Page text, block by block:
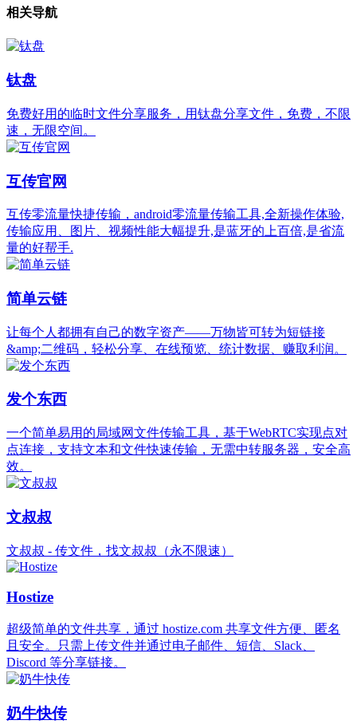
相关导航
钛盘
免费好用的临时文件分享服务，用钛盘分享文件，免费，不限
速，无限空间。
互传官网
互传零流量快捷传输，android零流量传输工具,全新操作体验,
传输应用、图片、视频性能大幅提升,是蓝牙的上百倍,是省流
量的好帮手.
简单云链
让每个人都拥有自己的数字资产——万物皆可转为短链接
&amp;二维码，轻松分享、在线预览、统计数据、赚取利润。
发个东西
一个简单易用的局域网文件传输工具，基于WebRTC实现点对
点连接，支持文本和文件快速传输，无需中转服务器，安全高
效。
文叔叔
文叔叔 - 传文件，找文叔叔（永不限速）
Hostize
超级简单的文件共享，通过 hostize.com 共享文件方便、匿名
且安全。只需上传文件并通过电子邮件、短信、Slack、
Discord 等分享链接。
奶牛快传